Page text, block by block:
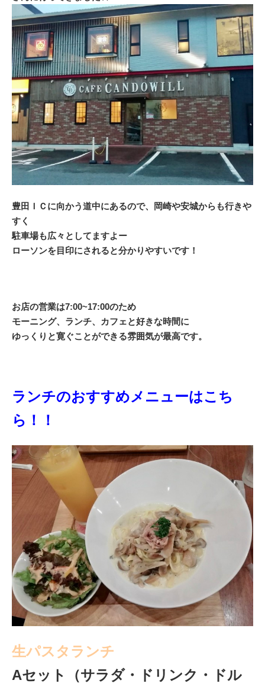
豊田ＩＣに向かう道中にあるので、岡崎や安城からも行きや
すく
駐車場も広々としてますよー
ローソンを目印にされると分かりやすいです！
お店の営業は7:00~17:00のため
モーニング、ランチ、カフェと好きな時間に
ゆっくりと寛ぐことができる雰囲気が最高です。
ランチのおすすめメニューはこち
ら！！
生パスタランチ
Aセット（サラダ・ドリンク・ドル